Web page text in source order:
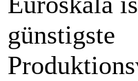
günstigste